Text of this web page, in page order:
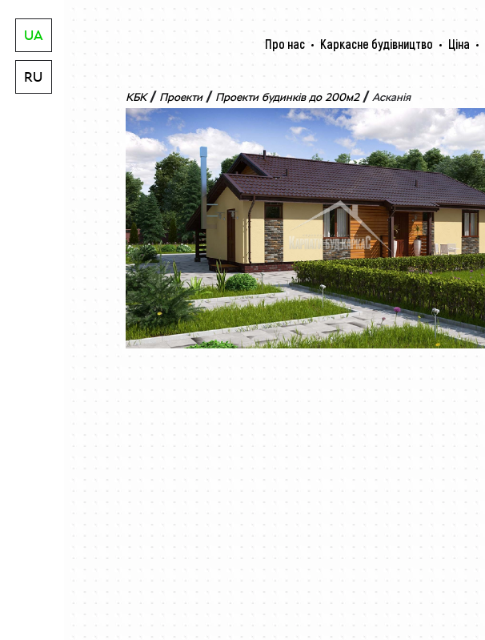
UA
RU
Про нас Каркасне будівництво Ціна
КБК / Проекти / Проекти будинків до 200м2 / Асканія